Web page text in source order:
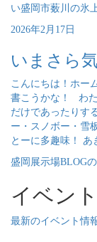
い盛岡市薮川の氷
2026年2月17日
いまさら
こんにちは！ホー
書こうかな！ わ
だけであったりす
ー・スノボー・雪
とーに多趣味！
盛岡展示場BLOG
イベン
最新のイベント情